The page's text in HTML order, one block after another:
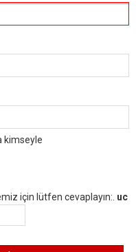
kimseyle
için lütfen cevaplayın:. uc